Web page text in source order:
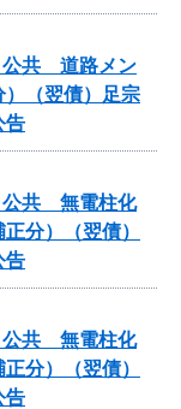
公共 道路メン
）（翌債）足宗
告
公共 無電柱化
分）（翌債）
告
公共 無電柱化
分）（翌債）
告